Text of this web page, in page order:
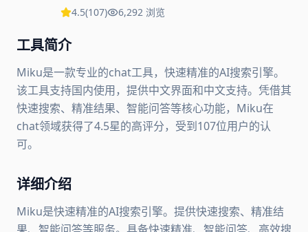
4.5(107) 6,292 浏览
工具简介
Miku是一款专业的chat工具，快速精准的AI搜索引擎。
该工具支持国内使用，提供中文界面和中文支持。凭借其
快速搜索、精准结果、智能问答等核心功能，Miku在
chat领域获得了4.5星的高评分，受到107位用户的认
可。
详细介绍
Miku是快速精准的AI搜索引擎。提供快速搜索、精准结